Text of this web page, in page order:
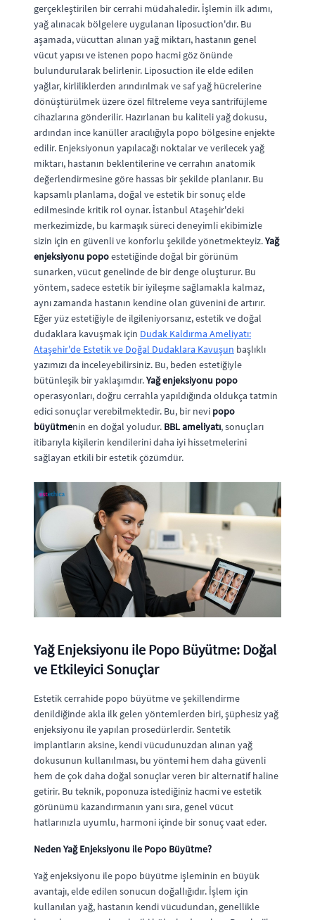
gerçekleştirilen bir cerrahi müdahaledir. İşlemin ilk adımı,
yağ alınacak bölgelere uygulanan liposuction'dır. Bu
aşamada, vücuttan alınan yağ miktarı, hastanın genel
vücut yapısı ve istenen popo hacmi göz önünde
bulundurularak belirlenir. Liposuction ile elde edilen
yağlar, kirliliklerden arındırılmak ve saf yağ hücrelerine
dönüştürülmek üzere özel filtreleme veya santrifüjleme
cihazlarına gönderilir. Hazırlanan bu kaliteli yağ dokusu,
ardından ince kanüller aracılığıyla popo bölgesine enjekte
edilir. Enjeksiyonun yapılacağı noktalar ve verilecek yağ
miktarı, hastanın beklentilerine ve cerrahın anatomik
değerlendirmesine göre hassas bir şekilde planlanır. Bu
kapsamlı planlama, doğal ve estetik bir sonuç elde
edilmesinde kritik rol oynar. İstanbul Ataşehir'deki
merkezimizde, bu karmaşık süreci deneyimli ekibimizle
sizin için en güvenli ve konforlu şekilde yönetmekteyiz.Yağ
enjeksiyonu popoestetiğinde doğal bir görünüm
sunarken, vücut genelinde de bir denge oluşturur. Bu
yöntem, sadece estetik bir iyileşme sağlamakla kalmaz,
aynı zamanda hastanın kendine olan güvenini de artırır.
Eğer yüz estetiğiyle de ilgileniyorsanız, estetik ve doğal
dudaklara kavuşmak için Dudak Kaldırma Ameliyatı:
Ataşehir'de Estetik ve Doğal Dudaklara Kavuşun başlıklı
yazımızı da inceleyebilirsiniz. Bu, beden estetiğiyle
bütünleşik bir yaklaşımdır.Yağ enjeksiyonu popo
operasyonları, doğru cerrahla yapıldığında oldukça tatmin
edici sonuçlar verebilmektedir. Bu, bir nevi popo
büyütmenin en doğal yoludur. BBL ameliyatı, sonuçları
itibarıyla kişilerin kendilerini daha iyi hissetmelerini
sağlayan etkili bir estetik çözümdür.
Yağ Enjeksiyonu ile Popo Büyütme: Doğal
ve Etkileyici Sonuçlar
Estetik cerrahide popo büyütme ve şekillendirme
denildiğinde akla ilk gelen yöntemlerden biri, şüphesiz yağ
enjeksiyonu ile yapılan prosedürlerdir. Sentetik
implantların aksine, kendi vücudunuzdan alınan yağ
dokusunun kullanılması, bu yöntemi hem daha güvenli
hem de çok daha doğal sonuçlar veren bir alternatif haline
getirir. Bu teknik, poponuza istediğiniz hacmi ve estetik
görünümü kazandırmanın yanı sıra, genel vücut
hatlarınızla uyumlu, harmoni içinde bir sonuç vaat eder.
Neden Yağ Enjeksiyonu ile Popo Büyütme?
Yağ enjeksiyonu ile popo büyütme işleminin en büyük
avantajı, elde edilen sonucun doğallığıdır. İşlem için
kullanılan yağ, hastanın kendi vücudundan, genellikle